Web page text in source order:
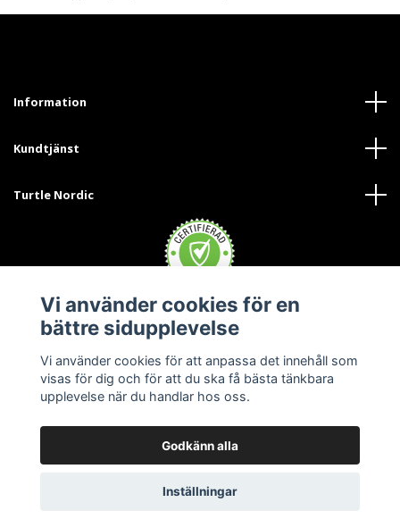
Information
Kundtjänst
Turtle Nordic
© 2026 Turtle Nordic - Sverige
Vi använder cookies för en
bättre sidupplevelse
Vi använder cookies för att anpassa det innehåll som
visas för dig och för att du ska få bästa tänkbara
upplevelse när du handlar hos oss.
Godkänn alla
Inställningar